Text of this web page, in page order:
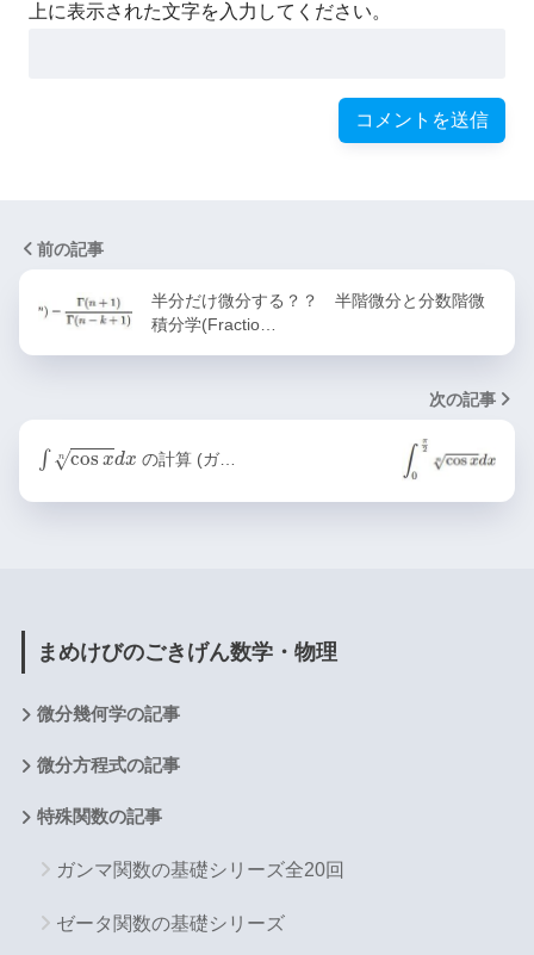
上に表示された文字を入力してください。
前の記事
半分だけ微分する？？ 半階微分と分数階微
積分学(Fractio…
次の記事
∫ n
√cos xdx
cosxndx の計算 (ガ…
まめけびのごきげん数学・物理
微分幾何学の記事
微分方程式の記事
特殊関数の記事
ガンマ関数の基礎シリーズ全20回
ゼータ関数の基礎シリーズ